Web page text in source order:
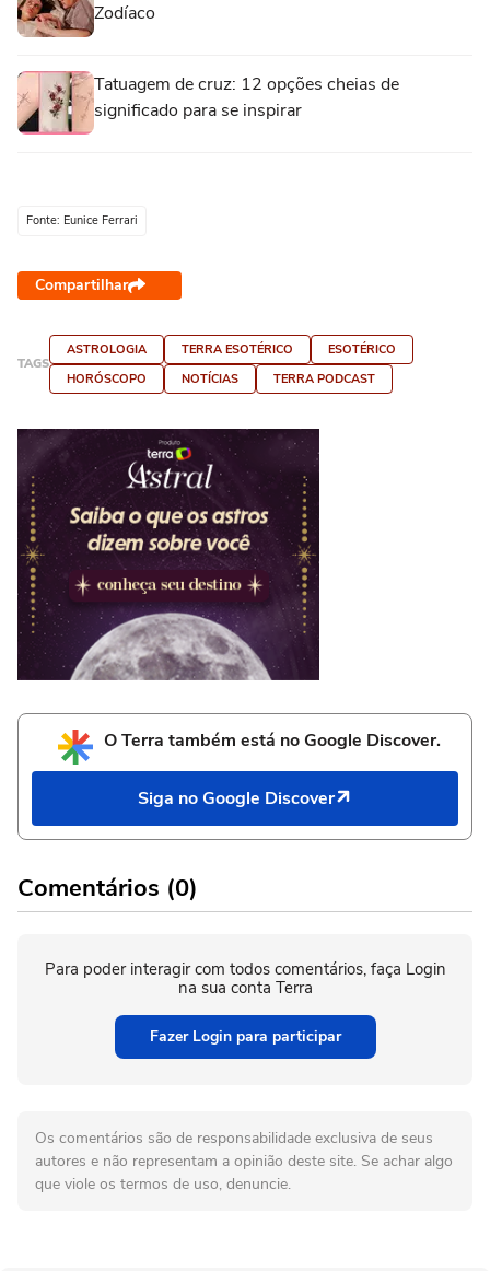
Zodíaco
Tatuagem de cruz: 12 opções cheias de
significado para se inspirar
Fonte: Eunice Ferrari
Compartilhar
TAGS
ASTROLOGIA TERRA ESOTÉRICO
ESOTÉRICO
HORÓSCOPO
NOTÍCIAS TERRA PODCAST
O Terra também está no Google Discover.
Siga no Google Discover
Comentários (0)
Para poder interagir com todos comentários, faça Login
na sua conta Terra
Fazer Login para participar
Os comentários são de responsabilidade exclusiva de seus
autores e não representam a opinião deste site. Se achar algo
que viole os termos de uso, denuncie.